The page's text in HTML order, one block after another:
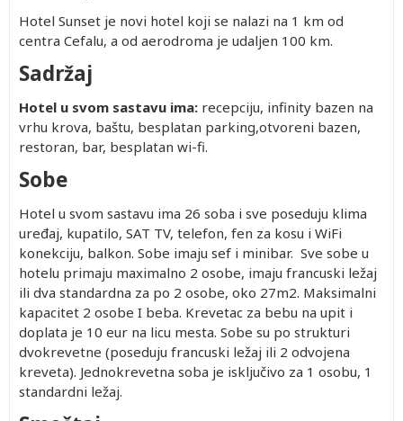
Hotel Sunset je novi hotel koji se nalazi na 1 km od
centra Cefalu, a od aerodroma je udaljen 100 km.
Sadržaj
Hotel u svom sastavu ima: recepciju, infinity bazen na
vrhu krova, baštu, besplatan parking,otvoreni bazen,
restoran, bar, besplatan wi-fi.
Sobe
Hotel u svom sastavu ima 26 soba i sve poseduju klima
uređaj, kupatilo, SAT TV, telefon, fen za kosu i WiFi
konekciju, balkon. Sobe imaju sef i minibar. Sve sobe u
hotelu primaju maximalno 2 osobe, imaju francuski ležaj
ili dva standardna za po 2 osobe, oko 27m2. Maksimalni
kapacitet 2 osobe I beba. Krevetac za bebu na upit i
doplata je 10 eur na licu mesta. Sobe su po strukturi
dvokrevetne (poseduju francuski ležaj ili 2 odvojena
kreveta). Jednokrevetna soba je isključivo za 1 osobu, 1
standardni ležaj.